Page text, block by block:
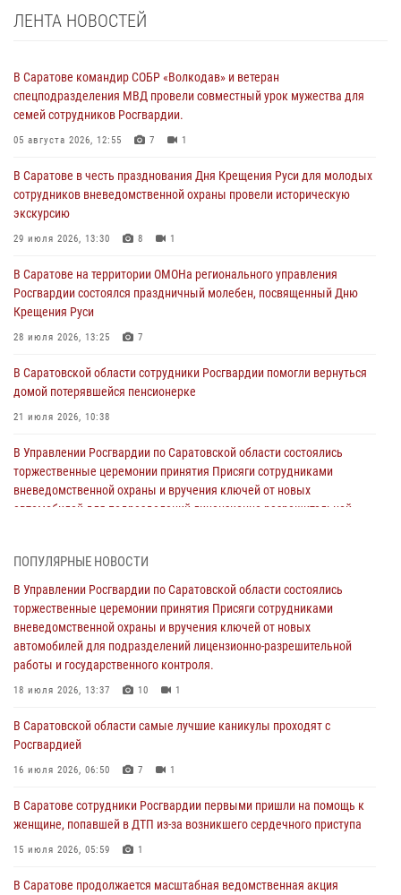
ЛЕНТА НОВОСТЕЙ
В Саратове командир СОБР «Волкодав» и ветеран
спецподразделения МВД провели совместный урок мужества для
семей сотрудников Росгвардии.
05 августа 2026, 12:55 7 1
В Саратове в честь празднования Дня Крещения Руси для молодых
сотрудников вневедомственной охраны провели историческую
экскурсию
29 июля 2026, 13:30 8 1
В Саратове на территории ОМОНа регионального управления
Росгвардии состоялся праздничный молебен, посвященный Дню
Крещения Руси
28 июля 2026, 13:25 7
В Саратовской области сотрудники Росгвардии помогли вернуться
домой потерявшейся пенсионерке
21 июля 2026, 10:38
В Управлении Росгвардии по Саратовской области состоялись
торжественные церемонии принятия Присяги сотрудниками
вневедомственной охраны и вручения ключей от новых
автомобилей для подразделений лицензионно-разрешительной
В Саратовской области самые лучшие каникулы проходят с
Росгвардией
16 июля 2026, 06:50 7 1
В Саратове сотрудники Росгвардии первыми пришли на помощь к
женщине, попавшей в ДТП из-за возникшего сердечного приступа
В Саратове продолжается масштабная ведомственная акция
"Каникулы с Росгвардией"
В Саратовской области при содействии спецназа Росгвардии
задержан подозреваемый в незаконном обороте наркотиков
ПОПУЛЯРНЫЕ НОВОСТИ
В Управлении Росгвардии по Саратовской области состоялись
торжественные церемонии принятия Присяги сотрудниками
вневедомственной охраны и вручения ключей от новых
автомобилей для подразделений лицензионно-разрешительной
работы и государственного контроля.
18 июля 2026, 13:37 10 1
В Саратовской области самые лучшие каникулы проходят с
Росгвардией
16 июля 2026, 06:50 7 1
В Саратове сотрудники Росгвардии первыми пришли на помощь к
женщине, попавшей в ДТП из-за возникшего сердечного приступа
15 июля 2026, 05:59 1
В Саратове продолжается масштабная ведомственная акция